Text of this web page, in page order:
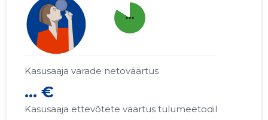
more_horiz
Kasusaaja varade netoväärtus
... €
Kasusaaja ettevõtete väärtus tulumeetodil